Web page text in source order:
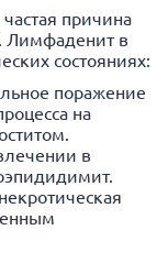
причина
Лимфаденит в
состояниях:
поражение
на
в